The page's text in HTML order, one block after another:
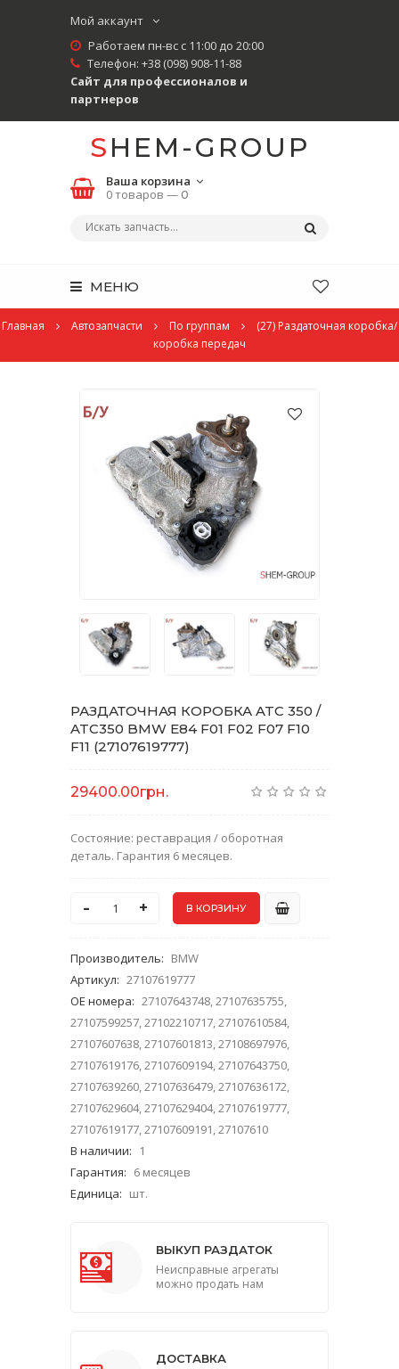
Мой аккаунт
Работаем пн-вс с 11:00 до 20:00
Телефон: +38 (098) 908-11-88
Сайт для профессионалов и
партнеров
SHEM-GROUP
Ваша корзина
0 товаров —0
МЕНЮ
Главная Автозапчасти По группам
(27) Раздаточная коробка/
коробка передач
РАЗДАТОЧНАЯ КОРОБКА ATC 350 /
ATC350 BMW E84 F01 F02 F07 F10
F11 (27107619777)
29400.00грн.
Состояние: реставрация / оборотная
деталь. Гарантия 6 месяцев.
- +
Производитель: BMW
Артикул: 27107619777
ОЕ номера: 27107643748, 27107635755,
27107599257, 27102210717, 27107610584,
27107607638, 27107601813, 27108697976,
27107619176, 27107609194, 27107643750,
27107639260, 27107636479, 27107636172,
27107629604, 27107629404, 27107619777,
27107619177, 27107609191, 27107610
В наличии:
1
Гарантия: 6 месяцев
Единица: шт.
ВЫКУП РАЗДАТОК
Неисправные агрегаты
можно продать нам
ДОСТАВКА